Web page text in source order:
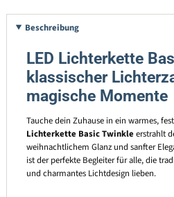
Beschreibung
LED Lichterkette
klassischer
magische Momente
Tauche dein Zuhause in ein warmes,
Lichterkette Basic Twinkleerstrahlt
weihnachtlichem Glanz und sanfter
ist der perfekte Begleiter für alle, die
und charmantes Lichtdesign lieben.